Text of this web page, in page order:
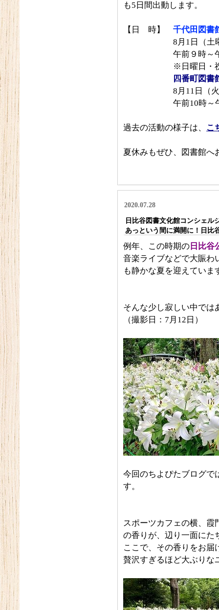
も5日間出動します。
【日 時】 千代田図書
8月1日（土曜日）
午前９時～午
※日曜日・祝日は
四番町図書
8月11日（火曜日
午前10時～午
過去の活動の様子は、 こ
夏休みもぜひ、図書館へ
2020.07.28
日比谷図書文化館コンシェル
あっという間に満開に！日比
例年、この時期の 日比谷
音楽ライブなどで大賑わ
も静かな夏を迎えていま
そんな少し寂しい中では
（撮影日：7月12日）
今回のちよぴたブログで
す。
スポーツカフェの横、霞
の香りが、辺り一面にた
ここで、その香りをお届
贅沢すぎるほど大ぶりな